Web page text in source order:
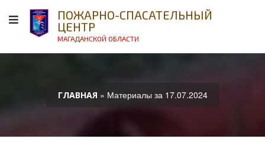
ПОЖАРНО-СПАСАТЕЛЬНЫЙ
ЦЕНТР
МАГАДАНСКОЙ ОБЛАСТИ
ГЛАВНАЯ » Материалы за 17.07.2024